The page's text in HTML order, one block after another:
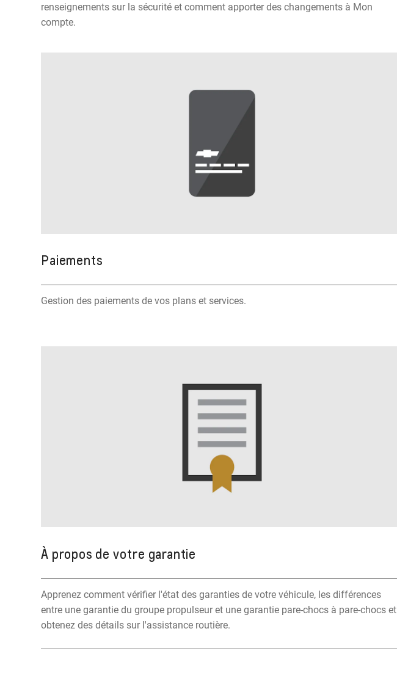
renseignements sur la sécurité et comment apporter des changements à Mon
compte.
Paiements
Gestion des paiements de vos plans et services.
À propos de votre garantie
Apprenez comment vérifier l'état des garanties de votre véhicule, les différences
entre une garantie du groupe propulseur et une garantie pare-chocs à pare-chocs et
obtenez des détails sur l'assistance routière.